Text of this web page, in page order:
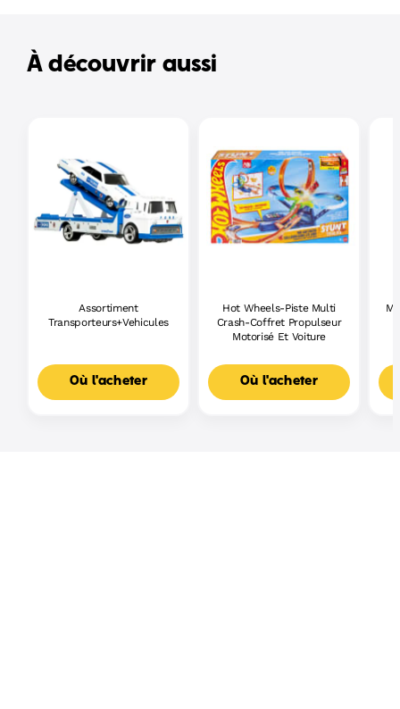
À découvrir aussi
Assortiment
Transporteurs+Vehicules
Où l'acheter
Hot Wheels-Piste Multi
Crash-Coffret Propulseur
Motorisé Et Voiture
Où l'acheter